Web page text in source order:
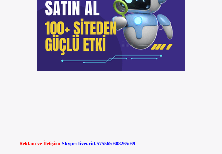
Reklam ve İletişim: Skype: live:.cid.575569c608265c69